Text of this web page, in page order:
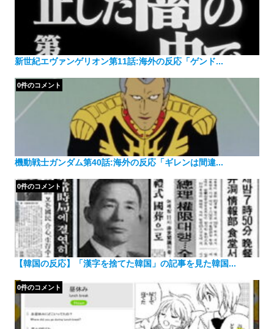
新世紀エヴァンゲリオン第11話:海外の反応「ゲンド...
機動戦士ガンダム第40話:海外の反応「ギレンは間違...
0件のコメント
【韓国の反応】「漢字を捨てた韓国」の記事を見た韓国...
0件のコメント
0件のコメント